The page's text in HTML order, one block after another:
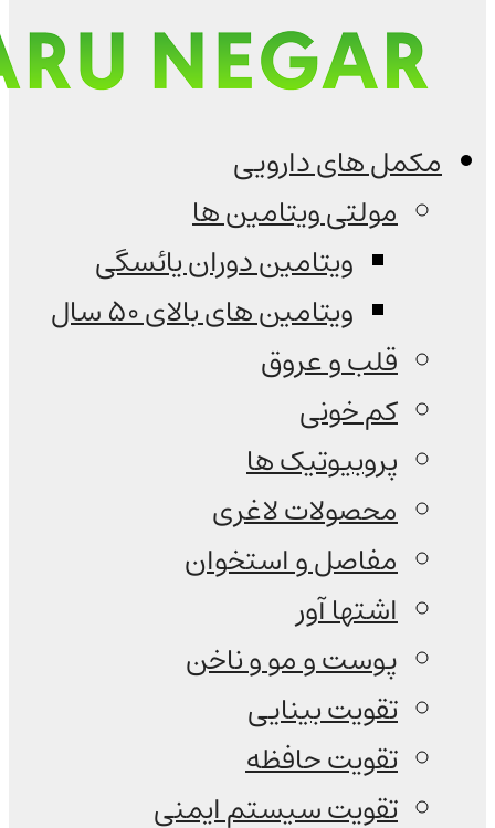
مکمل های دارویی
مولتی ویتامین ها
ویتامین دوران یائسگی
ویتامین های بالای 50 سال
قلب و عروق
کم خونی
پروبیوتیک ها
محصولات لاغری
مفاصل و استخوان
اشتها آور
پوست و مو و ناخن
تقویت بینایی
تقویت حافظه
تقویت سیستم ایمنی